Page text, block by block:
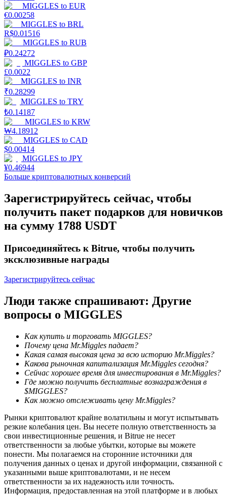
Торговые стратегии
Узнайте, как оставаться прибыльным
Заработок
Силовая свинья
Стейкинг
Высокая прибыль и мгновенный доступ
Launchpool
Гибкая ставка для заработка популярных токенов
MIGGLES to EUR
€0.00258
MIGGLES to BRL
R$0.01516
MIGGLES to RUB
₽0.24272
MIGGLES to GBP
£0.0022
MIGGLES to INR
₹0.28299
MIGGLES to TRY
₺0.14187
MIGGLES to KRW
₩4.18912
MIGGLES to CAD
$0.00414
MIGGLES to JPY
¥0.46944
Больше криптовалютных конверсий
Зарегистрируйтесь сейчас, чтобы
получить пакет подарков для новичков
на сумму 1788 USDT
Присоединяйтесь к Bitrue, чтобы получить
эксклюзивные награды
Зарегистрируйтесь сейчас
Люди также спрашивают: Другие
вопросы о MIGGLES
Как купить и торговать MIGGLES?
Почему цена Mr.Miggles падает?
Какая самая высокая цена за всю историю Mr.Miggles?
Какова рыночная капитализация Mr.Miggles сегодня?
Сейчас хорошее время для инвестирования в Mr.Miggles?
Где можно получить бесплатные вознаграждения в
$MIGGLES?
Как можно отслеживать цену Mr.Miggles?
Рынки криптовалют крайне волатильны и могут испытывать
резкие колебания цен. Вы несете полную ответственность за
свои инвестиционные решения, и Bitrue не несет
ответственности за любые убытки, которые вы можете
понести. Мы полагаемся на сторонние источники для
получения данных о ценах и другой информации, связанной с
указанными выше криптовалютами, и не несем
ответственности за их надежность или точность.
Информация, предоставленная на этой платформе и в любых